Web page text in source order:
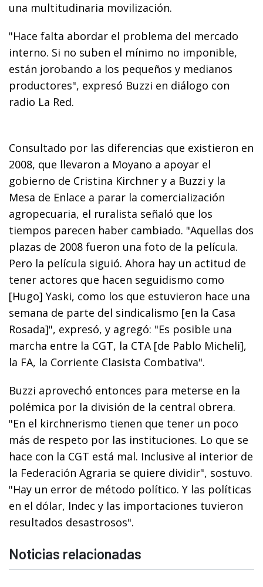
una multitudinaria movilización.
"Hace falta abordar el problema del mercado
interno. Si no suben el mínimo no imponible,
están jorobando a los pequeños y medianos
productores", expresó Buzzi en diálogo con
radio La Red.
Consultado por las diferencias que existieron en
2008, que llevaron a Moyano a apoyar el
gobierno de Cristina Kirchner y a Buzzi y la
Mesa de Enlace a parar la comercialización
agropecuaria, el ruralista señaló que los
tiempos parecen haber cambiado. "Aquellas dos
plazas de 2008 fueron una foto de la película.
Pero la película siguió. Ahora hay un actitud de
tener actores que hacen seguidismo como
[Hugo] Yaski, como los que estuvieron hace una
semana de parte del sindicalismo [en la Casa
Rosada]", expresó, y agregó: "Es posible una
marcha entre la CGT, la CTA [de Pablo Micheli],
la FA, la Corriente Clasista Combativa".
Buzzi aprovechó entonces para meterse en la
polémica por la división de la central obrera.
"En el kirchnerismo tienen que tener un poco
más de respeto por las instituciones. Lo que se
hace con la CGT está mal. Inclusive al interior de
la Federación Agraria se quiere dividir", sostuvo.
"Hay un error de método político. Y las políticas
en el dólar, Indec y las importaciones tuvieron
resultados desastrosos".
Noticias relacionadas